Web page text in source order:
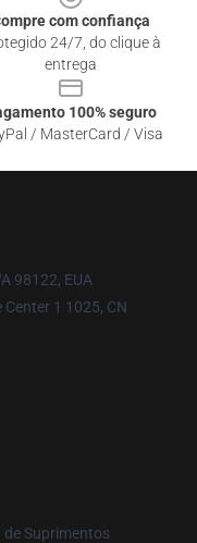
com confiança
24/7, do clique à
entrega
100% seguro
/ MasterCard / Visa
98122, EUA
Center 1 1025, CN
de Suprimentos